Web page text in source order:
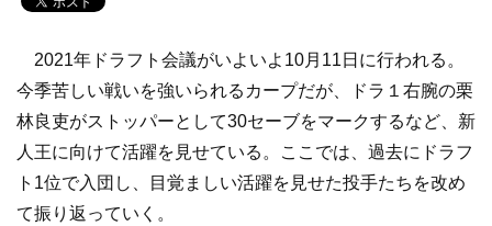
2021年ドラフト会議がいよいよ10月11日に行われる。
今季苦しい戦いを強いられるカープだが、ドラ１右腕の栗
林良吏がストッパーとして30セーブをマークするなど、新
人王に向けて活躍を見せている。ここでは、過去にドラフ
ト1位で入団し、目覚ましい活躍を見せた投手たちを改め
て振り返っていく。